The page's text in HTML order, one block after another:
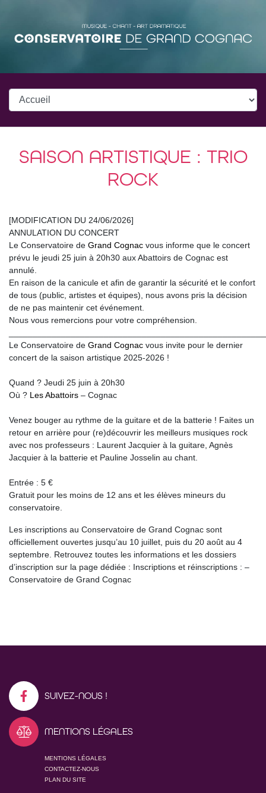
SAISON ARTISTIQUE : TRIO
ROCK
[MODIFICATION DU 24/06/2026]
ANNULATION DU CONCERT
Le Conservatoire de Grand Cognac vous informe que le concert
prévu le jeudi 25 juin à 20h30 aux Abattoirs de Cognac est
annulé.
En raison de la canicule et afin de garantir la sécurité et le confort
de tous (public, artistes et équipes), nous avons pris la décision
de ne pas maintenir cet événement.
Nous vous remercions pour votre compréhension.
Le Conservatoire de Grand Cognac vous invite pour le dernier
concert de la saison artistique 2025-2026 !
Quand ? Jeudi 25 juin à 20h30
Où ? Les Abattoirs – Cognac
Venez bouger au rythme de la guitare et de la batterie ! Faites un
retour en arrière pour (re)découvrir les meilleurs musiques rock
avec nos professeurs : Laurent Jacquier à la guitare, Agnès
Jacquier à la batterie et Pauline Josselin au chant.
Entrée : 5 €
Gratuit pour les moins de 12 ans et les élèves mineurs du
conservatoire.
Les inscriptions au Conservatoire de Grand Cognac sont
officiellement ouvertes jusqu’au 10 juillet, puis du 20 août au 4
septembre. Retrouvez toutes les informations et les dossiers
d’inscription sur la page dédiée : Inscriptions et réinscriptions : –
Conservatoire de Grand Cognac
SUIVEZ-NOUS !
MENTIONS LÉGALES
MENTIONS LÉGALES
CONTACTEZ-NOUS
PLAN DU SITE